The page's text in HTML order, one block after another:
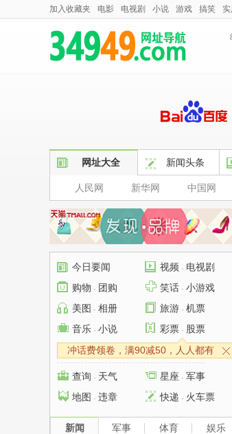
加入收藏夹 电影 电视剧 小说 游戏 搞笑
网址大全 新闻头条
人民网 新华网 中国网
今日要闻 视频 · 电视剧
购物 · 团购 笑话 · 小游戏
美图 · 相册 旅游 · 机票
音乐 · 小说 彩票 · 股票
冲话费领卷，满90减50，人人都有
查询 · 天气 星座 · 军事
地图 · 违章 快递 · 火车票
新闻 军事 体育 娱乐